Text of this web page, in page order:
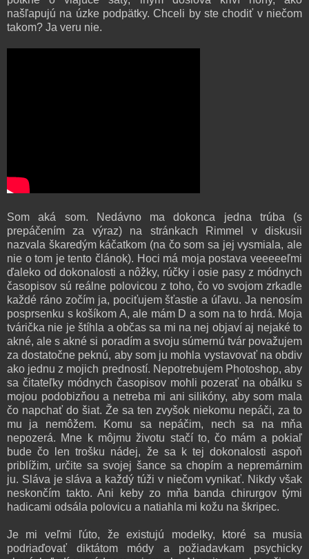
našľapujú na úzke podpätky. Chceli by ste chodiť v niečom
takom? Ja veru nie.
Som aká som. Nedávno ma dokonca jedna trúba (s
prepáčením za výraz) na stránkach Rimmel v diskusii
nazvala škaredým káčatkom (na čo som sa jej vysmiala, ale
nie o tom je tento článok). Hoci má moja postava veeeeeľmi
ďaleko od dokonalosti a nôžky, rúčky i osie pasy z módnych
časopisov sú reálne polovicou z toho, čo vo svojom zrkadle
každé ráno zočím ja, pociťujem šťastie a úľavu. Ja nenosím
posprsenku s košíkom A, ale mám D a som na to hrdá. Moja
tvárička nie je štíhla a občas sa mi na nej objaví aj nejaké to
akné, ale s akné si poradím a svoju súmernú tvár považujem
za dostatočne peknú, aby som ju mohla vystavovať na obdiv
ako jednu z mojich predností. Nepotrebujem Photoshop, aby
sa čitateľky módnych časopisov mohli pozerať na obálku s
mojou podobizňou a netreba mi ani silikóny, aby som mala
čo napchať do šiat. Že sa ten zvyšok niekomu nepáči, za to
mu ja nemôžem. Komu sa nepáčim, nech sa na mňa
nepozerá. Mne k môjmu životu stačí to, čo mám a pokiaľ
bude čo len trošku nádej, že sa k tej dokonalosti aspoň
priblížim, určite sa svojej šance sa chopím a nepremárnim
ju. Sláva je sláva a každý túži v niečom vynikať. Nikdy však
neskončím takto. Ani keby zo mňa banda chirurgov tými
hadicami odsála polovicu a natiahla mi kožu na škripec.
Je mi veľmi ľúto, že existujú modelky, ktoré sa musia
podriaďovať diktátom módy a požiadavkam psychicky